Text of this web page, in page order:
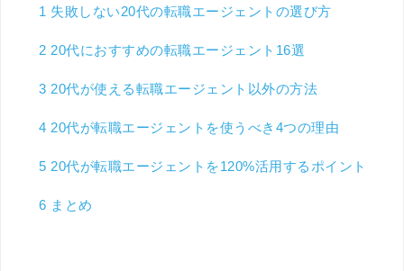
1 失敗しない20代の転職エージェントの選び方
2 20代におすすめの転職エージェント16選
3 20代が使える転職エージェント以外の方法
4 20代が転職エージェントを使うべき4つの理由
5 20代が転職エージェントを120%活用するポイント
6 まとめ